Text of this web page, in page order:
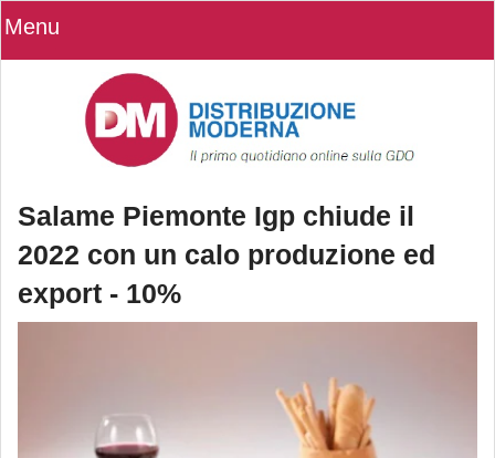
Menu
Salame Piemonte Igp chiude il
2022 con un calo produzione ed
export - 10%